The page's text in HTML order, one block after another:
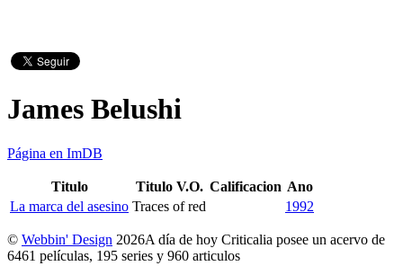
James Belushi
Página en ImDB
Titulo Titulo V.O. Calificacion Ano
La marca del asesino Traces of red 1992
© Webbin' Design 2026A día de hoy Criticalia posee un acervo de
6461 películas, 195 series y 960 articulos